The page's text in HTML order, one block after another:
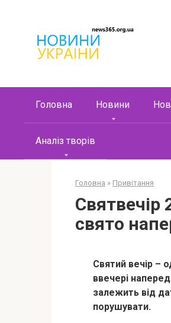
контенту
Головна Новини
Аналіз творів
Головна » Привітання
свято
Святий вечір –
ввечері
залежить від
порушувати.